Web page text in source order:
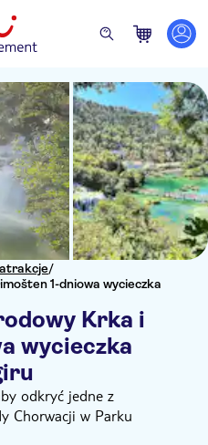
/
1-dniowa wycieczka
Krka i
wycieczka
odkryć jedne z
Chorwacji w Parku